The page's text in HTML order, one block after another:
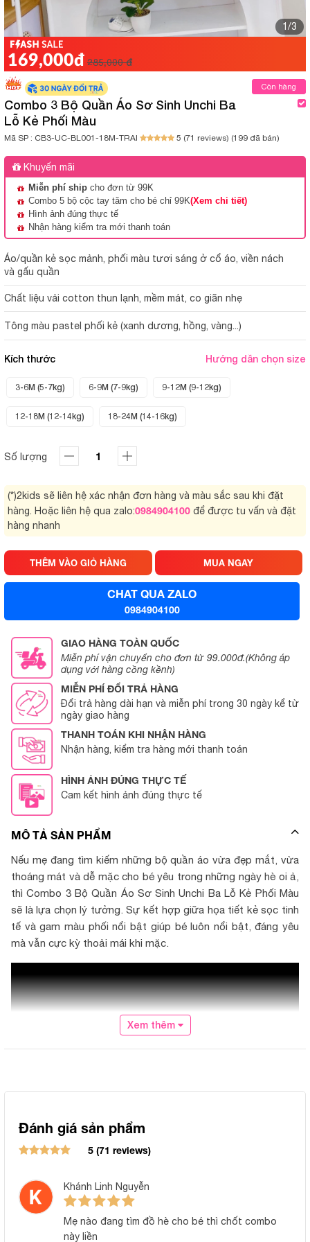
1/3
169,000đ 285,000 đ
Combo 3 Bộ Quần Áo Sơ Sinh Unchi Ba
Lỗ Kẻ Phối Màu
Còn hàng
Mã SP : CB3-UC-BL001-18M-TRAI 5 (71 reviews) (199 đã bán)
Khuyến mãi
Miễn phí ship cho đơn từ 99K
Combo 5 bộ cộc tay tăm cho bé chỉ 99K(Xem chi tiết)
Hình ảnh đúng thực tế
Nhận hàng kiểm tra mới thanh toán
Áo/quần kẻ sọc mảnh, phối màu tươi sáng ở cổ áo, viền nách
và gấu quần
Chất liệu vải cotton thun lạnh, mềm mát, co giãn nhẹ
Tông màu pastel phối kẻ (xanh dương, hồng, vàng...)
Kích thước Hướng dẫn chọn size
3-6M (5-7kg) 6-9M (7-9kg) 9-12M (9-12kg)
12-18M (12-14kg) 18-24M (14-16kg)
Số lượng
(*)2kids sẽ liên hệ xác nhận đơn hàng và màu sắc sau khi đặt
hàng. Hoặc liên hệ qua zalo:0984904100 để được tu vấn và đặt
hàng nhanh
THÊM VÀO GIỎ HÀNG MUA NGAY
CHAT QUA ZALO
0984904100
GIAO HÀNG TOÀN QUỐC
Miễn phí vận chuyển cho đơn từ 99.000đ.(Không áp
dụng với hàng cồng kềnh)
MIỄN PHÍ ĐỔI TRẢ HÀNG
Đổi trả hàng dài hạn và miễn phí trong 30 ngày kể từ
ngày giao hàng
THANH TOÁN KHI NHẬN HÀNG
Nhận hàng, kiểm tra hàng mới thanh toán
HÌNH ẢNH ĐÚNG THỰC TẾ
Cam kết hình ảnh đúng thực tế
MÔ TẢ SẢN PHẨM
Nếu mẹ đang tìm kiếm những bộ quần áo vừa đẹp mắt, vừa
thoáng mát và dễ mặc cho bé yêu trong những ngày hè oi ả,
thì Combo 3 Bộ Quần Áo Sơ Sinh Unchi Ba Lỗ Kẻ Phối Màu
sẽ là lựa chọn lý tưởng. Sự kết hợp giữa họa tiết kẻ sọc tinh
tế và gam màu phối nổi bật giúp bé luôn nổi bật, đáng yêu
mà vẫn cực kỳ thoải mái khi mặc.
Xem thêm
Đánh giá sản phẩm
5 (71 reviews)
Khánh Linh Nguyễn
Mẹ nào đang tìm đồ hè cho bé thì chốt combo
này liền